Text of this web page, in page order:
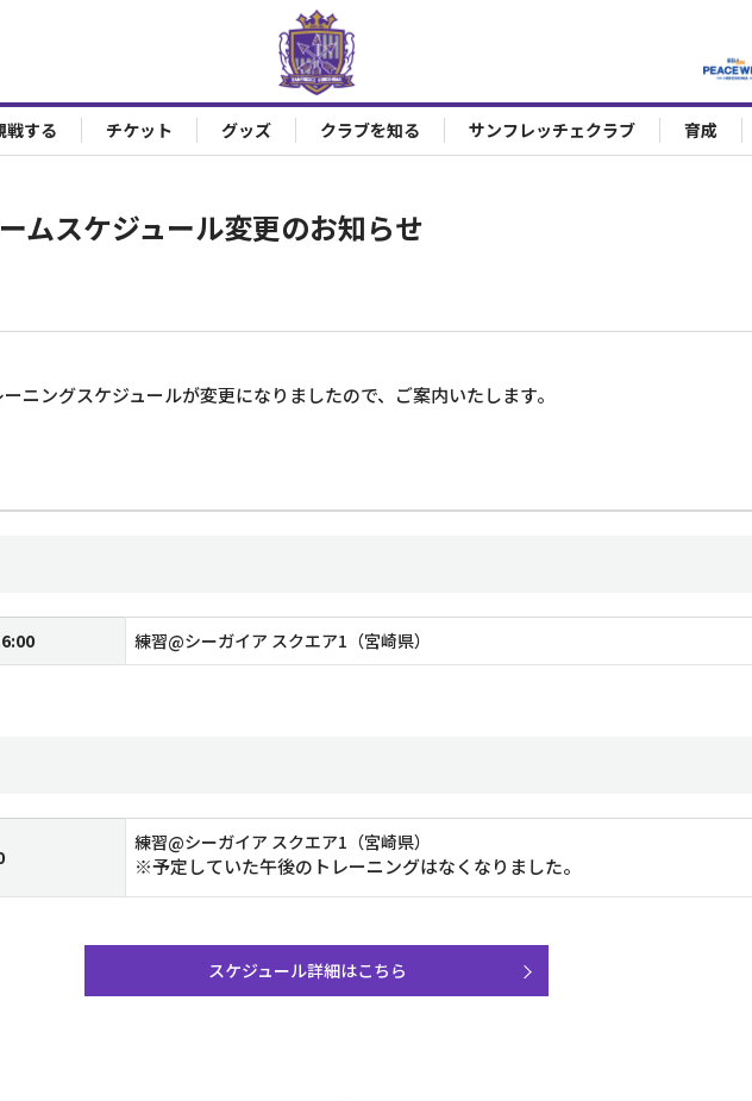
戦する チケット グッズ クラブを知る サンフレッチェクラブ 育成
ムスケジュール変更のお知らせ
ニングスケジュールが変更になりましたので、ご案内いたします。
練習@シーガイア スクエア1（宮崎県）
練習@シーガイア スクエア1（宮崎県）
※予定していた午後のトレーニングはなくなりました。
スケジュール詳細はこちら